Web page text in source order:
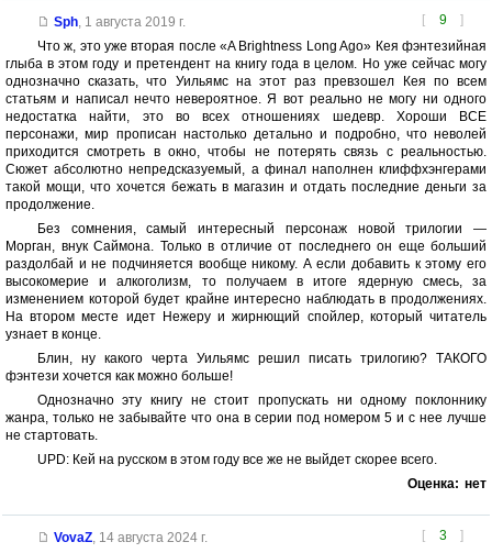
[ 9 ]
Sph, 1 августа 2019 г.
Что ж, это уже вторая после «A Brightness Long Ago» Кея фэнтезийная
глыба в этом году и претендент на книгу года в целом. Но уже сейчас могу
однозначно сказать, что Уильямс на этот раз превзошел Кея по всем
статьям и написал нечто невероятное. Я вот реально не могу ни одного
недостатка найти, это во всех отношениях шедевр. Хороши ВСЕ
персонажи, мир прописан настолько детально и подробно, что неволей
приходится смотреть в окно, чтобы не потерять связь с реальностью.
Сюжет абсолютно непредсказуемый, а финал наполнен клиффхэнгерами
такой мощи, что хочется бежать в магазин и отдать последние деньги за
продолжение.
Без сомнения, самый интересный персонаж новой трилогии —
Морган, внук Саймона. Только в отличие от последнего он еще больший
раздолбай и не подчиняется вообще никому. А если добавить к этому его
высокомерие и алкоголизм, то получаем в итоге ядерную смесь, за
изменением которой будет крайне интересно наблюдать в продолжениях.
На втором месте идет Нежеру и жирнющий спойлер, который читатель
узнает в конце.
Блин, ну какого черта Уильямс решил писать трилогию? ТАКОГО
фэнтези хочется как можно больше!
Однозначно эту книгу не стоит пропускать ни одному поклоннику
жанра, только не забывайте что она в серии под номером 5 и с нее лучше
не стартовать.
UPD: Кей на русском в этом году все же не выйдет скорее всего.
Оценка: нет
[ 3 ]
VovaZ, 14 августа 2024 г.